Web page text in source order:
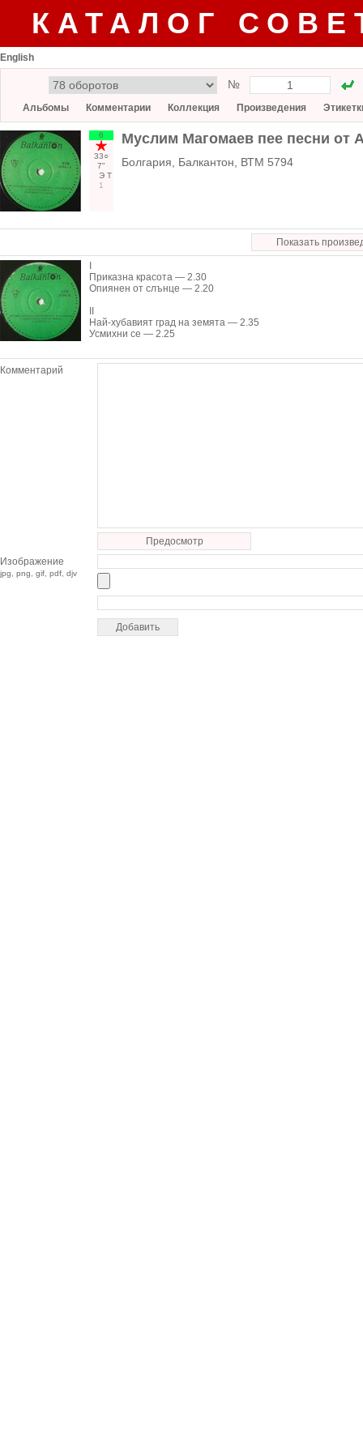
КАТАЛОГ
English
№
Альбомы Комментарии Коллекция Произведения
6
33○
7"
Э Т
1
Муслим Магомаев пее песни от
Болгария, Балкантон, ВТМ 5794
Показать
Приказна красота — 2.30
Опиянен от слънце — 2.20
Най-хубавият град на земята — 2.35
Усмихни се — 2.25
Комментарий
Предосмотр
Изображение
jpg, png, gif, pdf, djv